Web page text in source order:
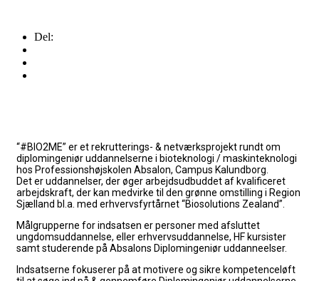
Del:
“#BIO2ME” er et rekrutterings- & netværksprojekt rundt om
diplomingeniør uddannelserne i bioteknologi / maskinteknologi
hos Professionshøjskolen Absalon, Campus Kalundborg.
Det er uddannelser, der øger arbejdsudbuddet af kvalificeret
arbejdskraft, der kan medvirke til den grønne omstilling i Region
Sjælland bl.a. med erhvervsfyrtårnet “Biosolutions Zealand”.
Målgrupperne for indsatsen er personer med afsluttet
ungdomsuddannelse, eller erhvervsuddannelse, HF kursister
samt studerende på Absalons Diplomingeniør uddanneelser.
Indsatserne fokuserer på atmotivere og sikre kompetenceløft